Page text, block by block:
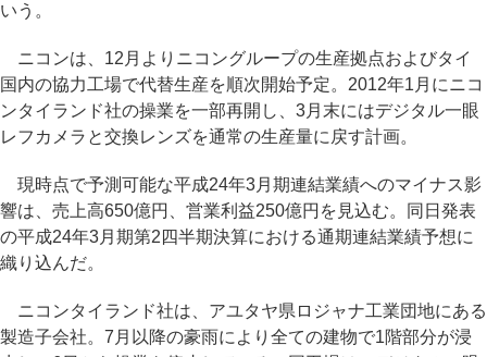
いう。
ニコンは、12月よりニコングループの生産拠点およびタイ
国内の協力工場で代替生産を順次開始予定。2012年1月にニコ
ンタイランド社の操業を一部再開し、3月末にはデジタル一眼
レフカメラと交換レンズを通常の生産量に戻す計画。
現時点で予測可能な平成24年3月期連結業績へのマイナス影
響は、売上高650億円、営業利益250億円を見込む。同日発表
の平成24年3月期第2四半期決算における通期連結業績予想に
織り込んだ。
ニコンタイランド社は、アユタヤ県ロジャナ工業団地にある
製造子会社。7月以降の豪雨により全ての建物で1階部分が浸